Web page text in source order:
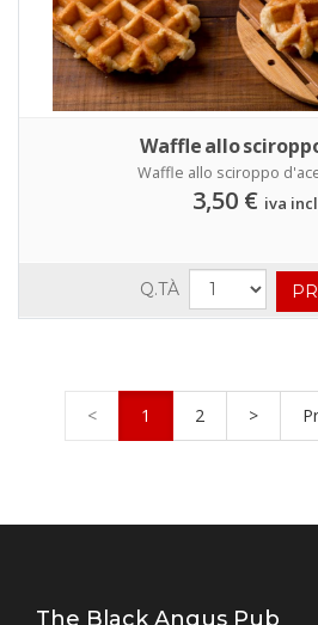
Waffle allo
Waffle allo sciroppo
3,50 € iva
Q.TÀ
< 1 2 >
The Black Angus Pub